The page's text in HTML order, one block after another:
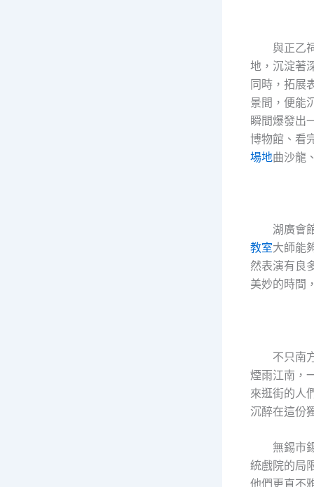
與正乙
地，沉淀著
同時，拓展
景間，便能
瞬間爆發出
博物館、看
場地曲沙龍
湖廣會
教室大師能
然表演有良
美妙的時間
不只南
煙雨江南，
來逛街的人
沉醉在這份
無錫市
統戲院的局
他們更直不